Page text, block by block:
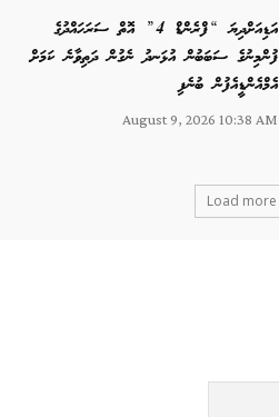
އަޑިއަށްދިޔަ “ފްރެންޑް 4” އޮތް ސަރަހައްދުގެ
ފުންމިނުގެ ސަބަބުން އުޅަނދު ނެގުން ދަތިވާނެ ކަމަށް
އެމްއެންޑީއެފުން ބުނެފި
August 9, 2026 10:38 AM
Load more